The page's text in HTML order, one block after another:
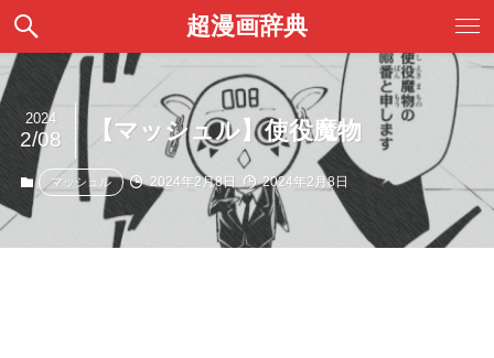
超漫画辞典
【マッシュル】使役魔物
2024
2/08
マッシュル 2024年2月8日 2024年2月8日